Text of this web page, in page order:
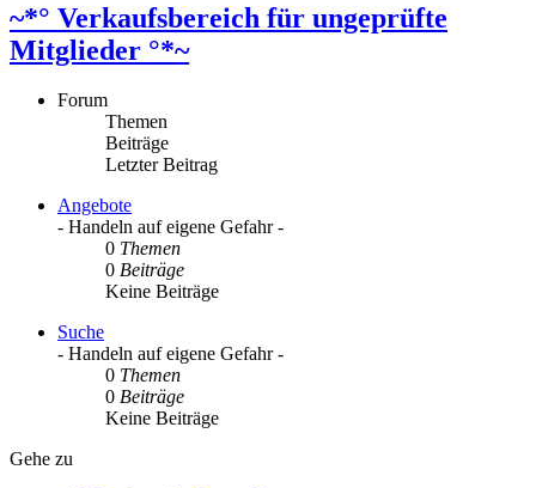
~*° Verkaufsbereich für ungeprüfte
Mitglieder °*~
Forum
Themen
Beiträge
Letzter Beitrag
Angebote
- Handeln auf eigene Gefahr -
0 Themen
0 Beiträge
Keine Beiträge
Suche
- Handeln auf eigene Gefahr -
0 Themen
0 Beiträge
Keine Beiträge
Gehe zu